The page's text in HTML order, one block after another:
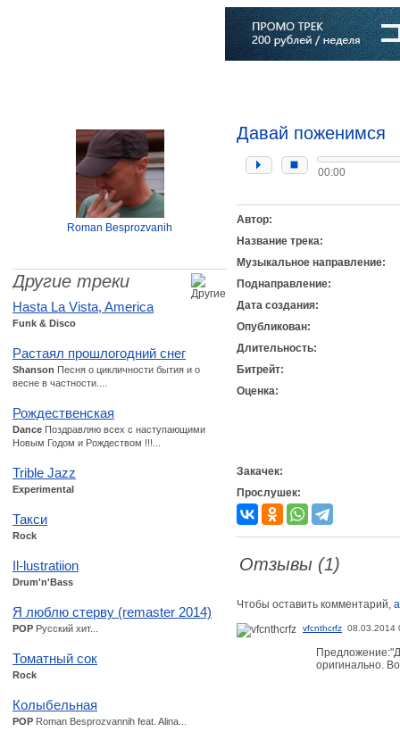
Roman Besprozvanih
Другие треки
Hasta La Vista, America
Funk & Disco
Растаял прошлогодний снег
Shanson Песня о цикличности бытия и о
весне в частности....
Рождественская
Dance Поздравляю всех с наступающими
Новым Годом и Рождеством !!!...
Trible Jazz
Experimental
Такси
Rock
Il-lustratiion
Drum'n'Bass
Я люблю стерву (remaster 2014)
POP Русский хит...
Томатный сок
Rock
Колыбельная
POP Roman Besprozvannih feat. Alina...
Давай поженимся
00:00
Автор:
Название трека:
Музыкальное направление:
Поднаправление:
Дата создания:
Опубликован:
Длительность:
Битрейт:
Оценка:
Закачек:
Прослушек:
Отзывы (1)
Чтобы оставить комментарий,
vfcnthcrfz 08.03.2014
оригинально.